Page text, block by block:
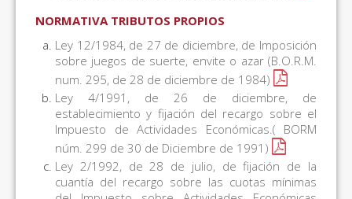
NORMATIVA TRIBUTOS PROPIOS
Ley 12/1984, de 27 de diciembre, de Imposición
sobre juegos de suerte, envite o azar (B.O.R.M.
num. 295, de 28 de diciembre de 1984)
Ley 4/1991, de 26 de diciembre, de
establecimiento y fijación del recargo sobre el
Impuesto de Actividades Económicas.( BORM
núm. 299 de 30 de Diciembre de 1991)
Ley 2/1992, de 28 de julio, de fijación de la
cuantía del recargo sobre las cuotas mínimas